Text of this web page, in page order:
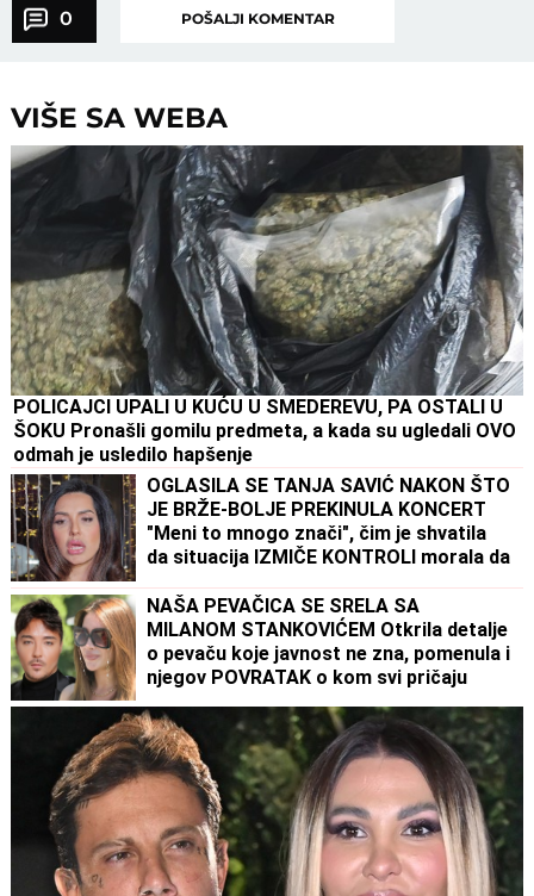
0 POŠALJI KOMENTAR
VIŠE SA WEBA
POLICAJCI UPALI U KUĆU U SMEDEREVU, PA OSTALI U
ŠOKU Pronašli gomilu predmeta, a kada su ugledali OVO
odmah je usledilo hapšenje
OGLASILA SE TANJA SAVIĆ NAKON ŠTO
JE BRŽE-BOLJE PREKINULA KONCERT
"Meni to mnogo znači", čim je shvatila
da situacija IZMIČE KONTROLI morala da
NAŠA PEVAČICA SE SRELA SA
MILANOM STANKOVIĆEM Otkrila detalje
o pevaču koje javnost ne zna, pomenula i
njegov POVRATAK o kom svi pričaju